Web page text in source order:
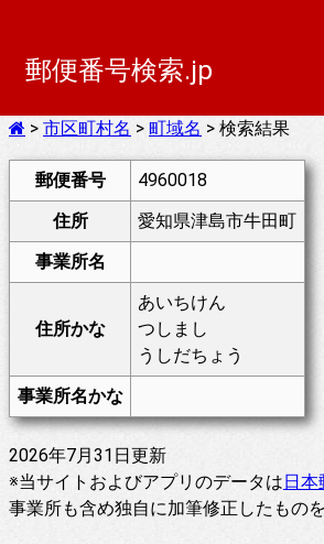
郵便番号検索.jp
> 市区町村名 > 町域名 > 検索結果
郵便番号
4960018
住所
愛知県津島市牛田町
事業所名
住所かな
あいちけん
つしまし
うしだちょう
事業所名かな
2026年7月31日更新
※当サイトおよびアプリのデータは日本
事業所も含め独自に加筆修正したもの